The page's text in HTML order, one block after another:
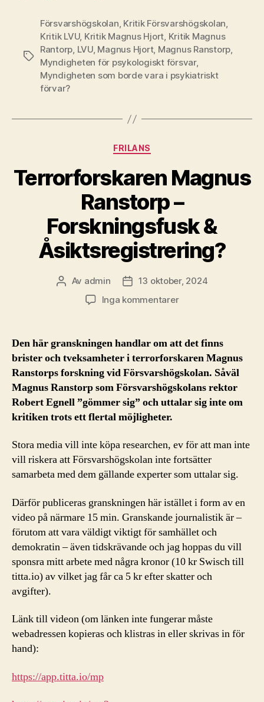
Etiketter
Försvarshögskolan, Kritik Försvarshögskolan,
Kritik LVU, Kritik Magnus Hjort, Kritik Magnus
Rantorp, LVU, Magnus Hjort, Magnus Ranstorp,
Myndigheten för psykologiskt försvar,
Myndigheten som borde vara i psykiatriskt
förvar?
Kategorier
FRILANS
Terrorforskaren Magnus
Ranstorp –
Forskningsfusk &
Åsiktsregistrering?
Inläggsförfattare
Av admin Inläggsdatum
13 oktober, 2024
Inga kommentarertill
Ranstorp
Forskningsfusk
&
Åsiktsregistrering?
Den här granskningen handlar om att det finns
brister och tveksamheter i terrorforskaren Magnus
Ranstorps forskning vid Försvarshögskolan. Såväl
Magnus Ranstorp som Försvarshögskolans rektor
Robert Egnell ”gömmer sig” och uttalar sig inte om
kritiken trots ett flertal möjligheter.
Stora media vill inte köpa researchen, ev för att man inte
vill riskera att Försvarshögskolan inte fortsätter
samarbeta med dem gällande experter som uttalar sig.
Därför publiceras granskningen här istället i form av en
video på närmare 15 min. Granskande journalistik är –
förutom att vara väldigt viktigt för samhället och
demokratin – även tidskrävande och jag hoppas du vill
sponsra mitt arbete med några kronor (10 kr Swisch till
titta.io) av vilket jag får ca 5 kr efter skatter och
avgifter).
Länk till videon (om länken inte fungerar måste
webadressen kopieras och klistras in eller skrivas in för
hand):
https://app.titta.io/mp